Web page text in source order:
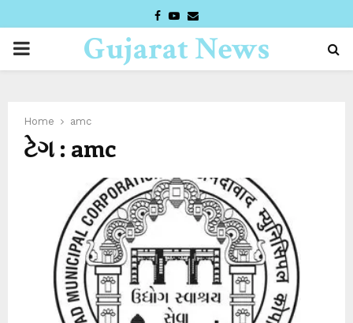
FACEBOOK
YOUTUBE
EMAIL
PRIMARYGujarat News
Home amc
ટેગ : amc